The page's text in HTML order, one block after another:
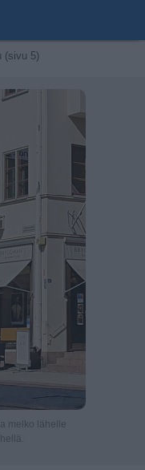
(sivu 5)
melko lähelle